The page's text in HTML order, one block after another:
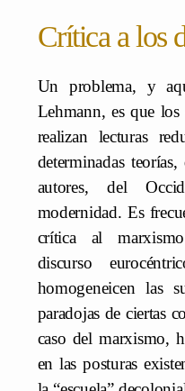
Crítica a los
Un problema, y
Lehmann, es que los
realizan lecturas
determinadas
autores, del
modernidad. Es
crítica al
discurso
homogeneicen las
paradojas de ciertas
caso del marxismo,
en las posturas